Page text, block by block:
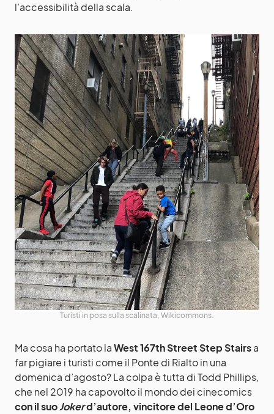
l’accessibilità della scala.
Turisti in posa sulla scalinata, Wikicommons.
Ma cosa ha portato laWest 167th Street Step Stairsa
far pigiare i turisti come il Ponte di Rialto in una
domenica d’agosto? La colpa è tutta di Todd Phillips,
che nel 2019 ha capovolto il mondo dei cinecomics
con il suoJokerd’autore, vincitore del Leone d’Oro